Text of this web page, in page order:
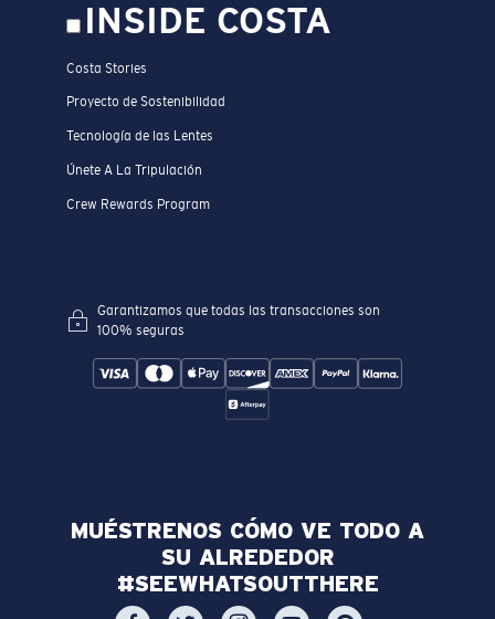
INSIDE COSTA
Costa Stories
Proyecto de Sostenibilidad
Tecnología de las Lentes
Únete A La Tripulación
Crew Rewards Program
Garantizamos que todas las transacciones son
100% seguras
MUÉSTRENOS CÓMO VE TODO A
SU ALREDEDOR
#SEEWHATSOUTTHERE